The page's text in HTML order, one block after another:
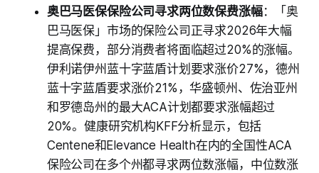
奥巴马医保保险公司寻求两位数保费涨幅：「奥
巴马医保」市场的保险公司正寻求2026年大幅
提高保费，部分消费者将面临超过20%的涨幅。
伊利诺伊州蓝十字蓝盾计划要求涨价27%，德州
蓝十字蓝盾要求涨价21%，华盛顿州、佐治亚州
和罗德岛州的最大ACA计划都要求涨幅超过
20%。健康研究机构KFF分析显示，包括
Centene和Elevance Health在内的全国性ACA
保险公司在多个州都寻求两位数涨幅，中位数涨